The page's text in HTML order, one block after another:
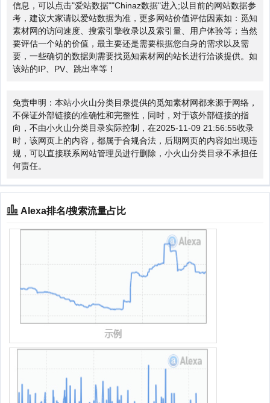
信息，可以点击"爱站数据""Chinaz数据"进入;以目前的网站数据参
考，建议大家请以爱站数据为准，更多网站价值评估因素如：觅知
素材网的访问速度、搜索引擎收录以及索引量、用户体验等；当然
要评估一个站的价值，最主要还是需要根据您自身的需求以及需
要，一些确切的数据则需要找觅知素材网的站长进行洽谈提供。如
该站的IP、PV、跳出率等！
免责申明：本站小火山分类目录提供的觅知素材网都来源于网络，
不保证外部链接的准确性和完整性，同时，对于该外部链接的指
向，不由小火山分类目录实际控制，在2025-11-09 21:56:55收录
时，该网页上的内容，都属于合规合法，后期网页的内容如出现违
规，可以直接联系网站管理员进行删除，小火山分类目录不承担任
何责任。
Alexa排名/搜索流量占比